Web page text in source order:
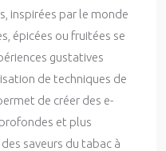
inspirées par le monde
épicées ou fruitées se
gustatives
de techniques de
de créer des e-
et plus
saveurs du tabac à